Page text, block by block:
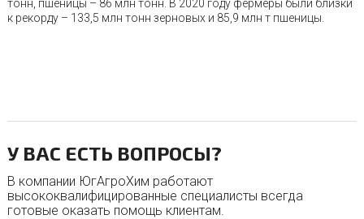
тонн, пшеницы – 86 млн тонн. В 2020 году фермеры были близки
к рекорду – 133,5 млн тонн зерновых и 85,9 млн т пшеницы.
У ВАС ЕСТЬ ВОПРОСЫ?
В компании ЮгАгроХим работают
высококвалифицированные специалисты всегда
готовые оказать помощь клиентам.